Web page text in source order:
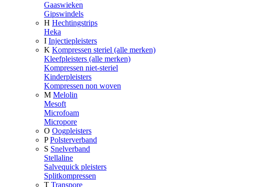
Gaaswieken
Gipswindels
H Hechtingstrips
Heka
I Injectiepleisters
K Kompressen steriel (alle merken)
Kleefpleisters (alle merken)
Kompressen niet-steriel
Kinderpleisters
Kompressen non woven
M Melolin
Mesoft
Microfoam
Micropore
O Oogpleisters
P Polsterverband
S Snelverband
Stellaline
Salvequick pleisters
Splitkompressen
T Transpore